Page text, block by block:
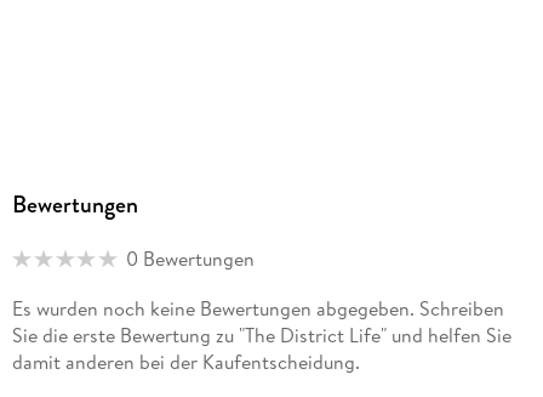
Bewertungen
0 Bewertungen
Es wurden noch keine Bewertungen abgegeben. Schreiben
Sie die erste Bewertung zu "The District Life" und helfen Sie
damit anderen bei der Kaufentscheidung.